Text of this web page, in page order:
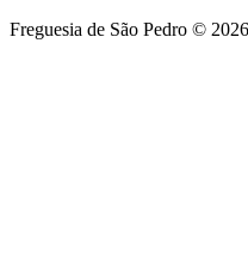
Freguesia de São Pedro © 2026